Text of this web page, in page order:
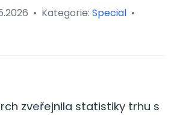
• Kategorie: Special •
zveřejnila statistiky trhu s